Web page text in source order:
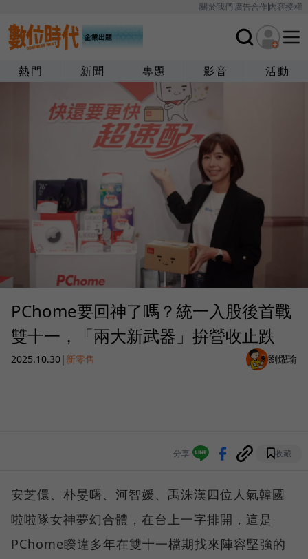
關於我們廣告合作內容授權
熱門 新聞 專題 影音 活動
PChome要回神了嗎？統一入股後首戰
雙十一，「兩大新武器」拚營收止跌
2025.10.30| 新零售 劉燿瑜
分享 收藏
安芝儇、朴旻曙、河智媛、禹洙漢四位人氣韓國
啦啦隊女神夢幻合體，在台上一字排開，這是
PChome睽違多年在雙十一檔期找來陣容堅強的